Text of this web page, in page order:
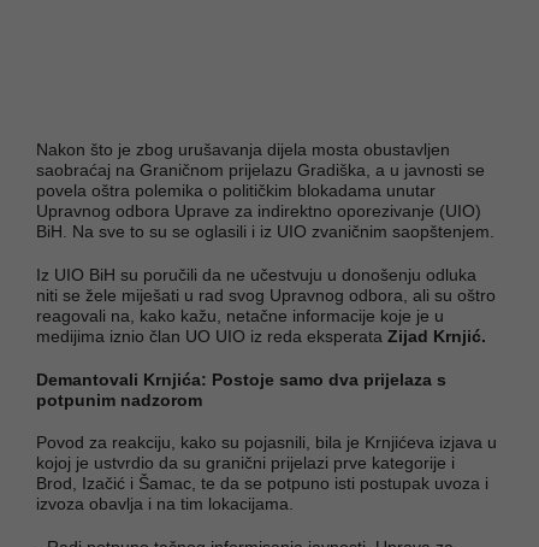
Nakon što je zbog urušavanja dijela mosta obustavljen
saobraćaj na Graničnom prijelazu Gradiška, a u javnosti se
povela oštra polemika o političkim blokadama unutar
Upravnog odbora Uprave za indirektno oporezivanje (UIO)
BiH. Na sve to su se oglasili i iz UIO zvaničnim saopštenjem.
Iz UIO BiH su poručili da ne učestvuju u donošenju odluka
niti se žele miješati u rad svog Upravnog odbora, ali su oštro
reagovali na, kako kažu, netačne informacije koje je u
medijima iznio član UO UIO iz reda eksperata Zijad Krnjić.
Demantovali Krnjića: Postoje samo dva prijelaza s
potpunim nadzorom
Povod za reakciju, kako su pojasnili, bila je Krnjićeva izjava u
kojoj je ustvrdio da su granični prijelazi prve kategorije i
Brod, Izačić i Šamac, te da se potpuno isti postupak uvoza i
izvoza obavlja i na tim lokacijama.